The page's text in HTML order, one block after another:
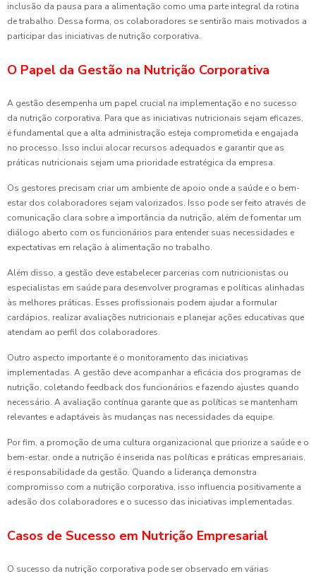
inclusão da pausa para a alimentação como uma parte integral da rotina
de trabalho. Dessa forma, os colaboradores se sentirão mais motivados a
participar das iniciativas de nutrição corporativa.
O Papel da Gestão na Nutrição Corporativa
A gestão desempenha um papel crucial na implementação e no sucesso
da nutrição corporativa. Para que as iniciativas nutricionais sejam eficazes,
é fundamental que a alta administração esteja comprometida e engajada
no processo. Isso inclui alocar recursos adequados e garantir que as
práticas nutricionais sejam uma prioridade estratégica da empresa.
Os gestores precisam criar um ambiente de apoio onde a saúde e o bem-
estar dos colaboradores sejam valorizados. Isso pode ser feito através de
comunicação clara sobre a importância da nutrição, além de fomentar um
diálogo aberto com os funcionários para entender suas necessidades e
expectativas em relação à alimentação no trabalho.
Além disso, a gestão deve estabelecer parcerias com nutricionistas ou
especialistas em saúde para desenvolver programas e políticas alinhadas
às melhores práticas. Esses profissionais podem ajudar a formular
cardápios, realizar avaliações nutricionais e planejar ações educativas que
atendam ao perfil dos colaboradores.
Outro aspecto importante é o monitoramento das iniciativas
implementadas. A gestão deve acompanhar a eficácia dos programas de
nutrição, coletando feedback dos funcionários e fazendo ajustes quando
necessário. A avaliação contínua garante que as políticas se mantenham
relevantes e adaptáveis às mudanças nas necessidades da equipe.
Por fim, a promoção de uma cultura organizacional que priorize a saúde e o
bem-estar, onde a nutrição é inserida nas políticas e práticas empresariais,
é responsabilidade da gestão. Quando a liderança demonstra
compromisso com a nutrição corporativa, isso influencia positivamente a
adesão dos colaboradores e o sucesso das iniciativas implementadas.
Casos de Sucesso em Nutrição Empresarial
O sucesso da nutrição corporativa pode ser observado em várias